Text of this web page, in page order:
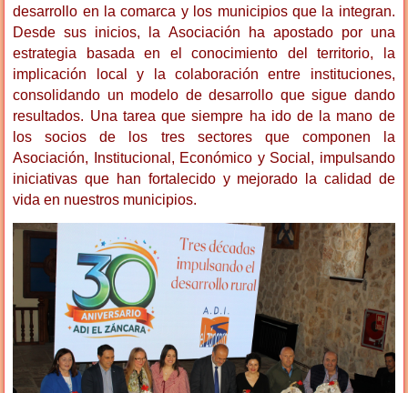
desarrollo en la comarca y los municipios que la integran.
Desde sus inicios, la Asociación ha apostado por una
estrategia basada en el conocimiento del territorio, la
implicación local y la colaboración entre instituciones,
consolidando un modelo de desarrollo que sigue dando
resultados. Una tarea que siempre ha ido de la mano de
los socios de los tres sectores que componen la
Asociación, Institucional, Económico y Social, impulsando
iniciativas que han fortalecido y mejorado la calidad de
vida en nuestros municipios.